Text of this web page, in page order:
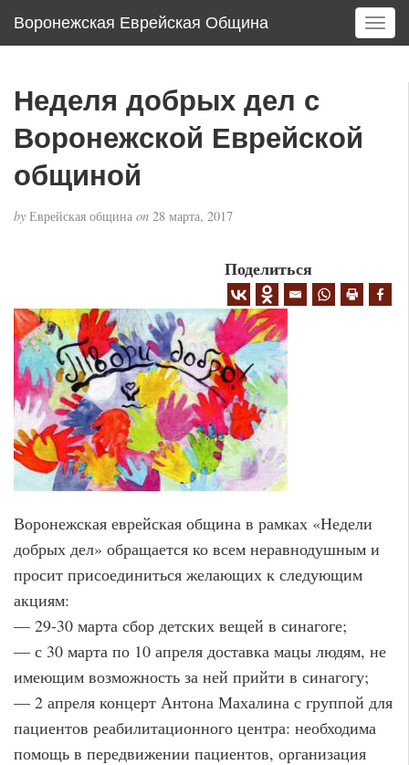
Воронежская Еврейская Община
T
o
i
o
Неделя добрых дел с
Воронежской Еврейской
общиной
by Еврейская община on 28 марта, 2017
Поделиться
Воронежская еврейская община в рамках «Недели
добрых дел» обращается ко всем неравнодушным и
просит присоединиться желающих к следующим
акциям:
— 29-30 марта сбор детских вещей в синагоге;
— с 30 марта по 10 апреля доставка мацы людям, не
имеющим возможность за ней прийти в синагогу;
— 2 апреля концерт Антона Махалина с группой для
пациентов реабилитационного центра: необходима
помощь в передвижении пациентов, организация